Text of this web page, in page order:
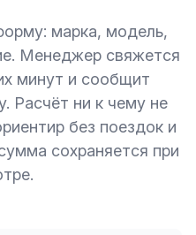
марка, модель,
Менеджер свяжется
минут и сообщит
Расчёт ни к чему не
без поездок и
сохраняется при